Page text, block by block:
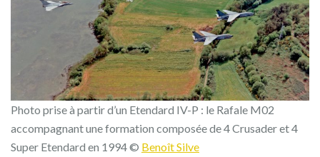
Photo prise à partir d’un Etendard IV-P : le Rafale M02
accompagnant une formation composée de 4 Crusader et 4
Super Etendard en 1994 © Benoît Silve